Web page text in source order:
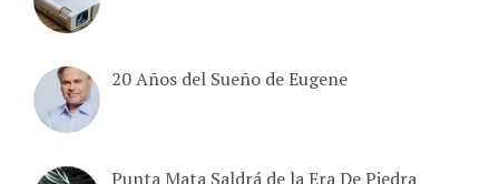
20 Años del Sueño de Eugene
Punta Mata Saldrá de la Era De Piedra